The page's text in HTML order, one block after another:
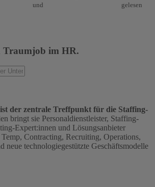
und
gelesen
Traumjob im HR.
der zentrale Treffpunkt für die Staffing-
bringt sie Personaldienstleister, Staffing-
Expert:innen und Lösungsanbieter
Temp, Contracting, Recruiting, Operations,
neue technologiegestützte Geschäftsmodelle